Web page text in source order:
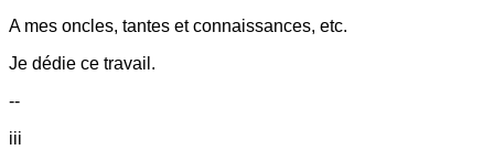
A mes oncles, tantes et connaissances, etc.
Je dédie ce travail.
--
iii